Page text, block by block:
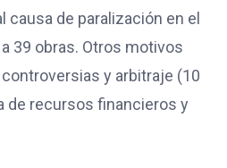
causa de paralización en el
39 obras. Otros motivos
y arbitraje (10
de recursos financieros y